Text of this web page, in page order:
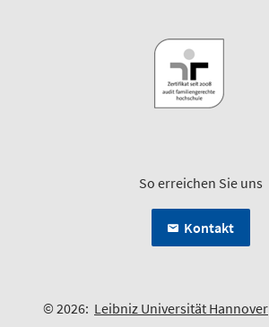
So erreichen Sie uns
Kontakt
© 2026: Leibniz Universität Hannover